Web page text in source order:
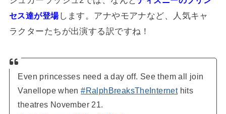
セス達が登場します。アナやモアナなど、人気キャ
ラクターたちが出演する訳ですね！
Even princesses need a day off. See them all join
Vanellope when#RalphBreaksTheInternethits
theatres November 21.